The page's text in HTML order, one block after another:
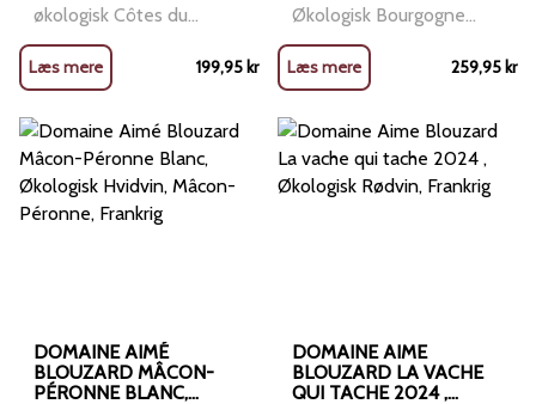
økologisk Côtes du
Rhône fra Pascal Valadier
6/6 stjerner og
testvinder hos
Finansbureauet. 5
stjerner og 90 point i
Ekstra Bladet kåret som
&quot;Godt Køb&quot; og
Læs mere 199,95kr
Økologisk Bourgogne
klassisk, rank og elegant
Pinot Noir fra Côte
Chalonnaise Saint Mard
2021 er Château de
Garnerots mest klassiske
og elegante udtryk for
Læs mere 259,95kr
DOMAINE AIMÉ
BLOUZARD MÂCON-
PÉRONNE BLANC,
DOMAINE AIME
BLOUZARD LA VACHE
QUI TACHE 2024 ,